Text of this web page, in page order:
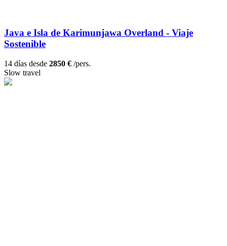
Java e Isla de Karimunjawa Overland - Viaje
Sostenible
14 días desde 2850 € /pers.
Slow travel